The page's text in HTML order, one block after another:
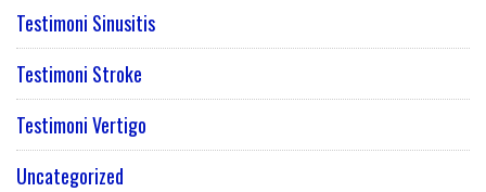
Testimoni Sinusitis
Testimoni Stroke
Testimoni Vertigo
Uncategorized